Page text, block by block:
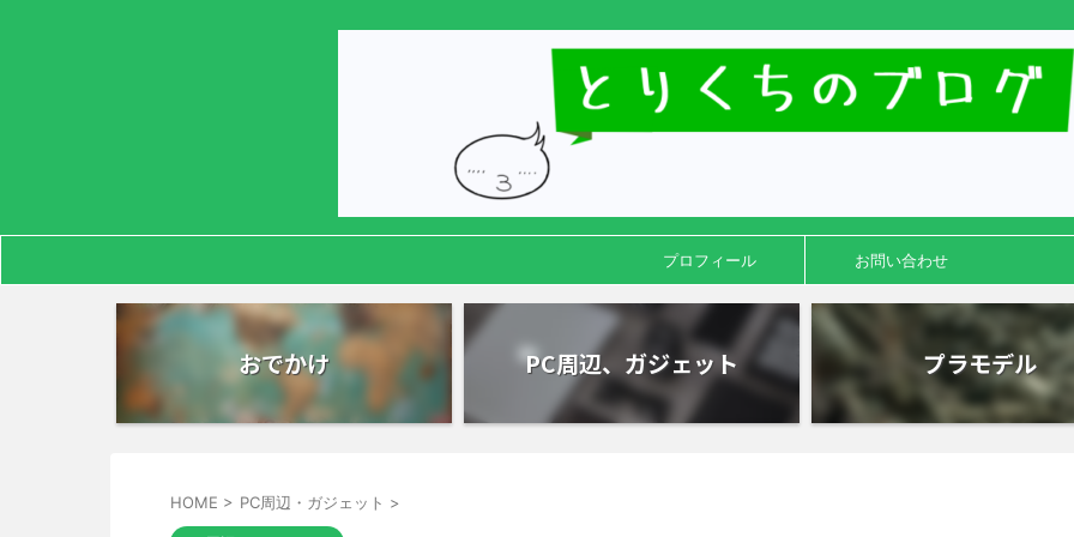
プロフィール お問い合わせ
おでかけ PC周辺、ガジェット プラモデル
HOME > PC周辺・ガジェット >